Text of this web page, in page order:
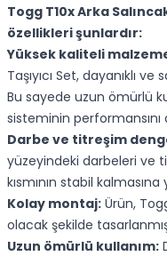
Togg T10x Arka
özellikleri şunlardır:
Yüksek kaliteli
Taşıyıcı Set, dayanıklı
Bu sayede uzun ömürlü
sisteminin performansını
Darbe ve titreşim
yüzeyindeki darbeleri ve
kısmının stabil kalmasına
Kolay montaj: Ürün,
olacak şekilde
Uzun ömürlü kullanım: